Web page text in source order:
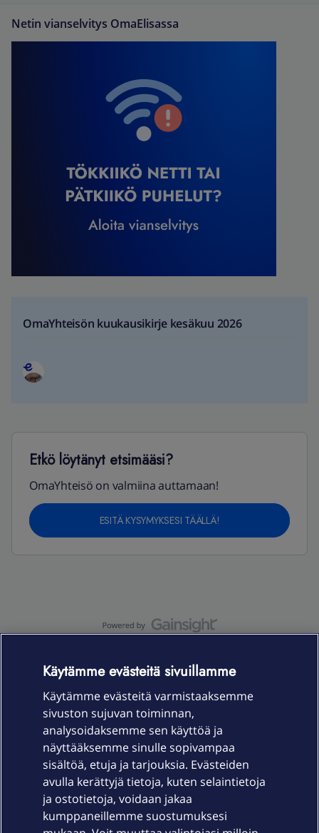
Netin vianselvitys OmaElisassa
OmaYhteisön kuukausikirje kesäkuu 2026
Etkö löytänyt etsimääsi?
OmaYhteisö on valmiina auttamaan!
ESITÄ KYSYMYKSESI TÄÄLLÄ!
Laitteet & liittymät
Palvelut
Käytämme evästeitä sivuillamme
Käytämme evästeitä varmistaaksemme
sivuston sujuvan toiminnan,
analysoidaksemme sen käyttöä ja
näyttääksemme sinulle sopivampaa
sisältöä, etuja ja tarjouksia. Evästeiden
avulla kerättyjä tietoja, kuten selaintietoja
ja ostotietoja, voidaan jakaa
kumppaneillemme suostumuksesi